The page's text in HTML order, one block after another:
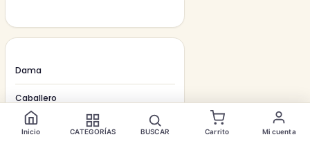
Dama
Caballero
Accesorios
Inicio CATEGORÍAS BUSCAR Carrito Mi cuenta